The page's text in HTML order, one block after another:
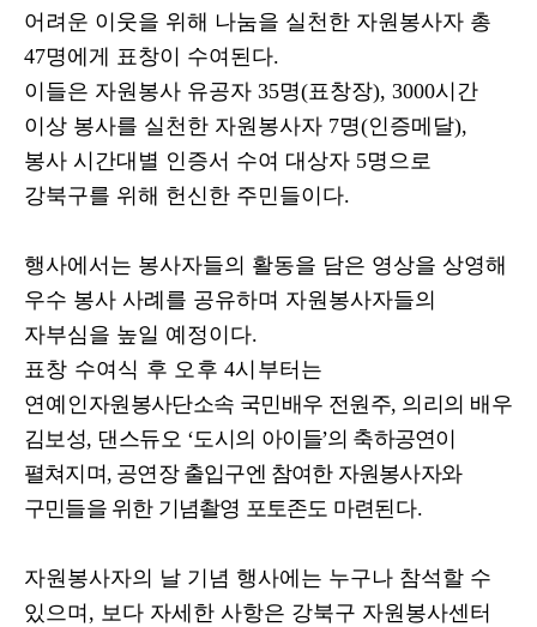
어려운 이웃을 위해 나눔을 실천한 자원봉사자 총
47명에게 표창이 수여된다.
이들은 자원봉사 유공자 35명(표창장), 3000시간
이상 봉사를 실천한 자원봉사자 7명(인증메달),
봉사 시간대별 인증서 수여 대상자 5명으로
강북구를 위해 헌신한 주민들이다.
행사에서는 봉사자들의 활동을 담은 영상을 상영해
우수 봉사 사례를 공유하며 자원봉사자들의
자부심을 높일 예정이다.
표창 수여식 후 오후4시부터는
연예인자원봉사단소속 국민배우 전원주, 의리의 배우
김보성, 댄스듀오 ‘도시의 아이들’의 축하공연이
펼쳐지며 , 공연장 출입구엔 참여한 자원봉사자와
구민들을 위한 기념촬영 포토존도 마련된다.
자원봉사자의 날 기념 행사에는 누구나 참석할 수
있으며 , 보다 자세한 사항은 강북구 자원봉사센터